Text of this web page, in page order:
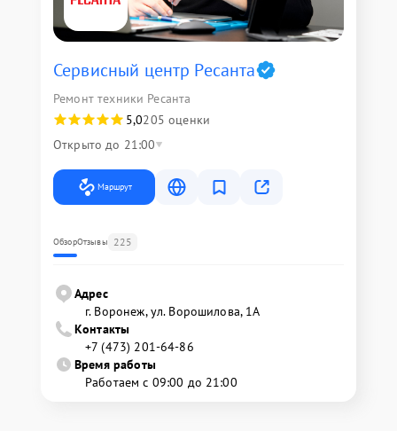
Сервисный центр Ресанта
Ремонт техники Ресанта
5,0205 оценки
Открыто до 21:00
Маршрут
ОбзорОтзывы 225
Адрес
г. Воронеж, ул. Ворошилова, 1А
Контакты
+7 (473) 201-64-86
Время работы
Работаем с 09:00 до 21:00